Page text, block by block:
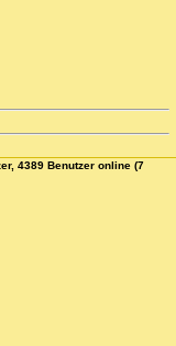
4389 Benutzer online (7